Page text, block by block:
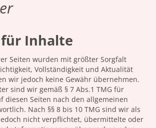
Inhalte
Seiten wurden mit größter Sorgfalt
Vollständigkeit und Aktualität
wir jedoch keine Gewähr übernehmen.
sind wir gemäß § 7 Abs.1 TMG für
diesen Seiten nach den allgemeinen
Nach §§ 8 bis 10 TMG sind wir als
nicht verpflichtet, übermittelte oder